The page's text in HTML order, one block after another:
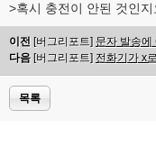
>혹시 충전이 안된 것인지
이전 [버그리포트] 문자 발송에
다음 [버그리포트] 전화기가 x
목록